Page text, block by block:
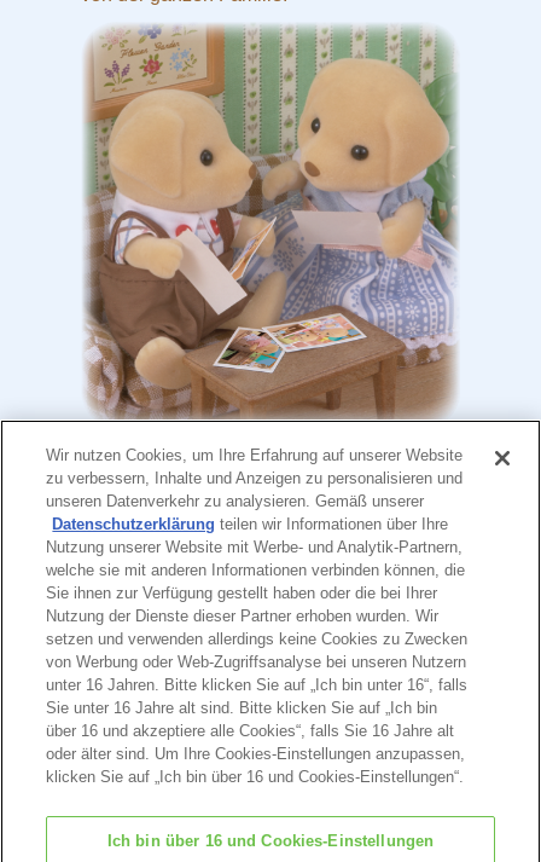
Die ganze Familie war sehr beeindruckt von
den Fotos. Sie lachten über die Dinge, die
die Zwillinge fotografiert hatten.
“Wie anders die Dinge aussehen von dort
unten” sagte Ronja.
“Sie haben mich beim Essen gesehen!”
sagte Woofy.
“Ihr macht so lustige Sachen”, sagte der
Rest der Familie zu Goldi und Poldi.
“Bleibt so wie ihr seid”
Hinweis
Wir nutzen Cookies, um Ihre Erfahrung auf unserer Website
zu verbessern, Inhalte und Anzeigen zu personalisieren und
unseren Datenverkehr zu analysieren. Gemäß unserer
Datenschutzerklärung teilen wir Informationen über Ihre
Nutzung unserer Website mit Werbe- und Analytik-Partnern,
welche sie mit anderen Informationen verbinden können, die
Sie ihnen zur Verfügung gestellt haben oder die bei Ihrer
Nutzung der Dienste dieser Partner erhoben wurden. Wir
setzen und verwenden allerdings keine Cookies zu Zwecken
von Werbung oder Web-Zugriffsanalyse bei unseren Nutzern
unter 16 Jahren. Bitte klicken Sie auf „Ich bin unter 16“, falls
Sie unter 16 Jahre alt sind. Bitte klicken Sie auf „Ich bin
über 16 und akzeptiere alle Cookies“, falls Sie 16 Jahre alt
oder älter sind. Um Ihre Cookies-Einstellungen anzupassen,
klicken Sie auf „Ich bin über 16 und Cookies-Einstellungen“.
Ich bin über 16 und Cookies-Einstellungen